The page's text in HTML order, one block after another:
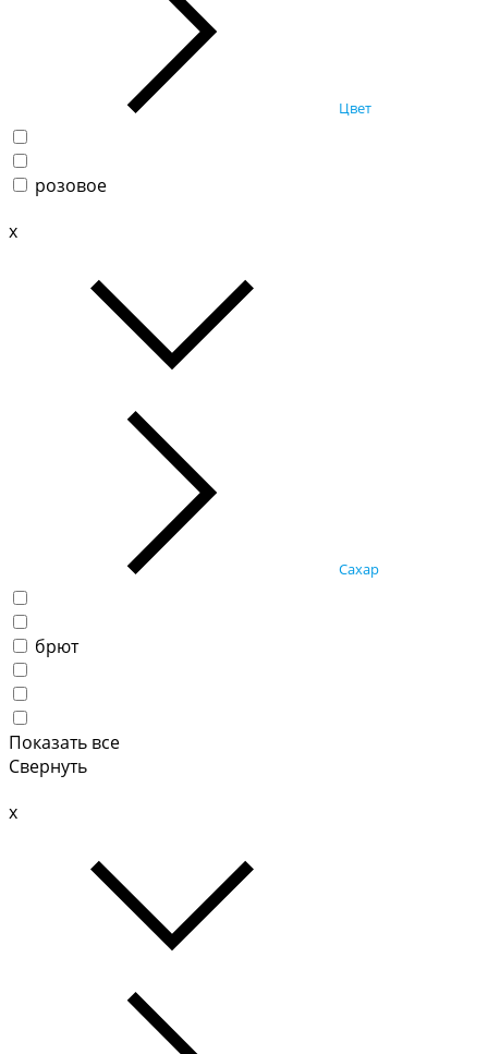
Цвет
розовое
x
Сахар
брют
Показать все
Свернуть
x